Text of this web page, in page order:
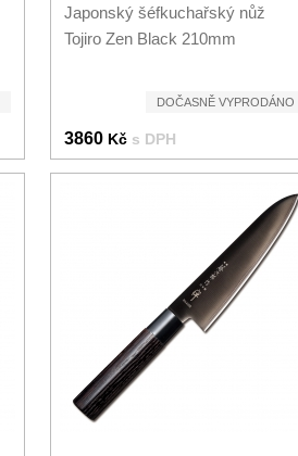
Japonský šéfkuchařský nůž
Tojiro Zen Black 210mm
DOČASNĚ VYPRODÁNO
3860 Kč s DPH